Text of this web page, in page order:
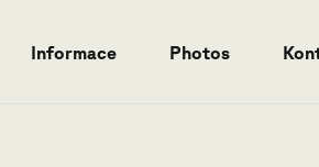
Informace Photos